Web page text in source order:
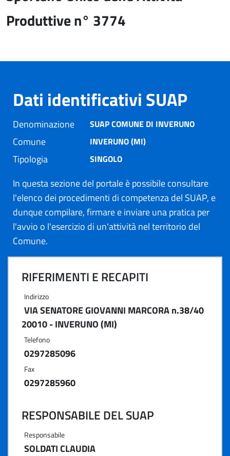
Produttive n° 3774
Dati identificativi SUAP
Denominazione SUAP COMUNE DI INVERUNO
Comune INVERUNO (MI)
Tipologia SINGOLO
In questa sezione del portale è possibile consultare
l'elenco dei procedimenti di competenza del SUAP, e
dunque compilare, firmare e inviare una pratica per
l'avvio o l'esercizio di un'attività nel territorio del
Comune.
RIFERIMENTI E RECAPITI
Indirizzo
VIA SENATORE GIOVANNI MARCORA n.38/40
20010 - INVERUNO (MI)
Telefono
0297285096
Fax
0297285960
RESPONSABILE DEL SUAP
Responsabile
SOLDATI CLAUDIA